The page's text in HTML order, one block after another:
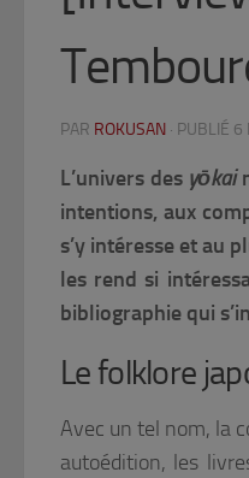
PAR ROKUSAN · PUBLIÉ 6
L’univers des yōkai
intentions, aux
s’y intéresse et au
les rend si
bibliographie qui
Le folklore
Avec un tel nom, la
autoédition, les